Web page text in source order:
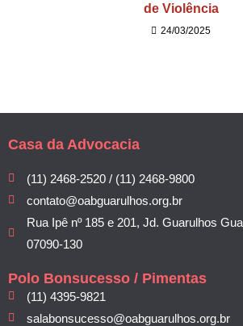
de Violência
24/03/2025
Casa da Advocacia
(11) 2468-2520 / (11) 2468-9800
contato@oabguarulhos.org.br
Rua Ipê nº 185 e 201, Jd. Guarulhos
07090-130
Polo Bonsucesso / Pimentas
(11) 4395-9821
salabonsucesso@oabguarulhos.org.br